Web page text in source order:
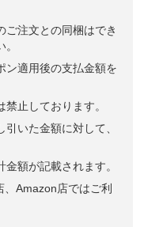
ご注文との同梱はでき
ン適用後の支払金額を
止しております。
いた金額に対して、
額が記載されます。
Amazon店ではご利